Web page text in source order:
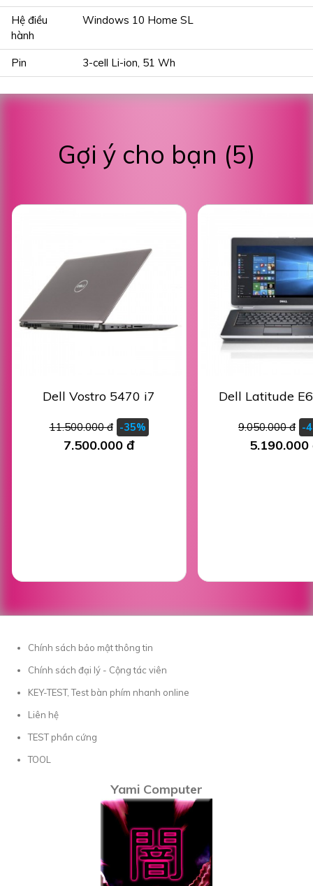
Hệ điều
hành
Windows 10 Home SL
Pin 3-cell Li-ion, 51 Wh
Gợi ý cho bạn (5)
Dell Vostro 5470 i7
11.500.000 đ -35%
7.500.000 đ
Dell Latitude
9.050.000 đ -
5.190.000
Chính sách bảo mật thông tin
Chính sách đại lý - Cộng tác viên
KEY-TEST, Test bàn phím nhanh online
Liên hệ
TEST phần cứng
TOOL
Yami Computer